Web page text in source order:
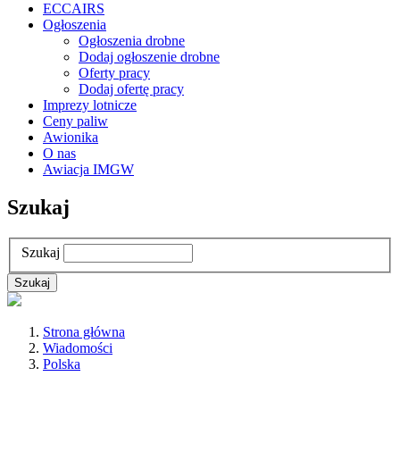
ECCAIRS
Ogłoszenia
Ogłoszenia drobne
Dodaj ogłoszenie drobne
Oferty pracy
Dodaj ofertę pracy
Imprezy lotnicze
Ceny paliw
Awionika
O nas
Awiacja IMGW
Szukaj
Szukaj
Strona główna
Wiadomości
Polska